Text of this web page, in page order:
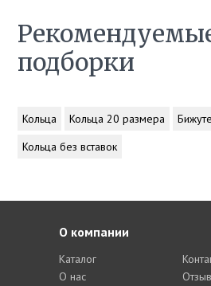
подборки
Кольца Кольца 20 размера
Кольца без вставок
О компании
Каталог
О нас